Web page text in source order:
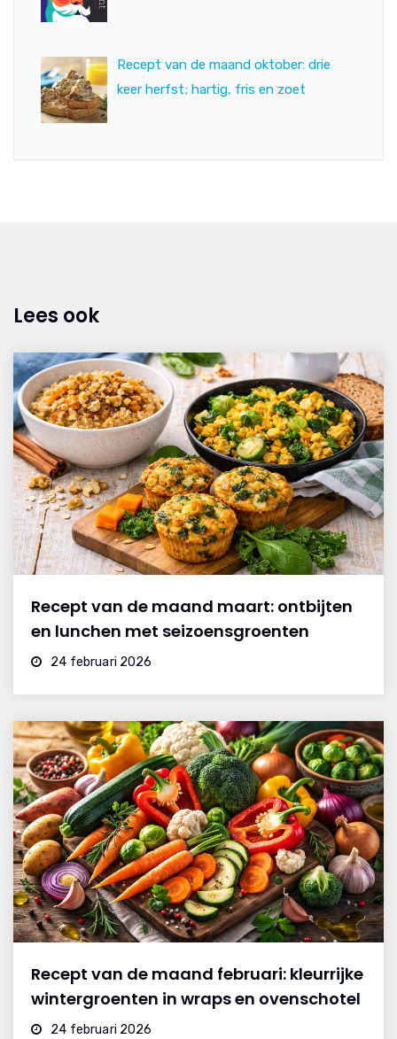
Recept van de maand oktober: drie
keer herfst; hartig, fris en zoet
Lees ook
Recept van de maand maart: ontbijten
en lunchen met seizoensgroenten
24 februari 2026
Recept van de maand februari: kleurrijke
wintergroenten in wraps en ovenschotel
24 februari 2026